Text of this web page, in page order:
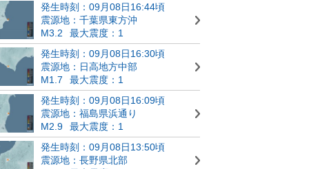
発生時刻：09月08日16:44頃
震源地：千葉県東方沖
M3.2
最大震度：1
発生時刻：09月08日16:30頃
震源地：日高地方中部
M1.7
最大震度：1
発生時刻：09月08日16:09頃
震源地：福島県浜通り
M2.9
最大震度：1
発生時刻：09月08日13:50頃
震源地：長野県北部